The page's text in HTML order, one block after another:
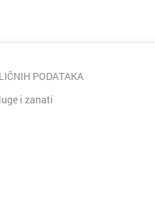
PODATAKA
i zanati